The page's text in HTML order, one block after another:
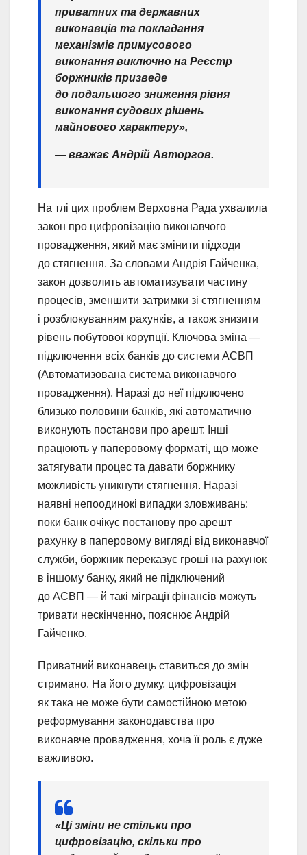
приватних та державних
виконавців та покладання
механізмів примусового
виконання виключно на Реєстр
боржників призведе
до подальшого зниження рівня
виконання судових рішень
майнового характеру»,
— вважає Андрій Авторгов.
На тлі цих проблем Верховна Рада ухвалила
закон про цифровізацію виконавчого
провадження, який має змінити підходи
до стягнення. За словами Андрія Гайченка,
закон дозволить автоматизувати частину
процесів, зменшити затримки зі стягненням
і розблокуванням рахунків, а також знизити
рівень побутової корупції. Ключова зміна —
підключення всіх банків до системи АСВП
(Автоматизована система виконавчого
провадження). Наразі до неї підключено
близько половини банків, які автоматично
виконують постанови про арешт. Інші
працюють у паперовому форматі, що може
затягувати процес та давати боржнику
можливість уникнути стягнення. Наразі
наявні непоодинокі випадки зловживань:
поки банк очікує постанову про арешт
рахунку в паперовому вигляді від виконавчої
служби, боржник переказує гроші на рахунок
в іншому банку, який не підключений
до АСВП — й такі міграції фінансів можуть
тривати нескінченно, пояснює Андрій
Гайченко.
Приватний виконавець ставиться до змін
стримано. На його думку, цифровізація
як така не може бути самостійною метою
реформування законодавства про
виконавче провадження, хоча її роль є дуже
важливою.
«Ці зміни не стільки про
цифровізацію, скільки про